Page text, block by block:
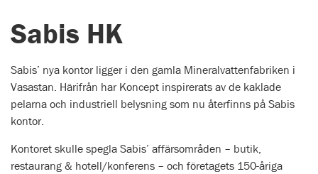
Sabis HK
Sabis’ nya kontor ligger i den gamla Mineralvattenfabriken i
Vasastan. Härifrån har Koncept inspirerats av de kaklade
pelarna och industriell belysning som nu återfinns på Sabis
kontor.
Kontoret skulle spegla Sabis’ affärsområden – butik,
restaurang & hotell/konferens – och företagets 150-åriga